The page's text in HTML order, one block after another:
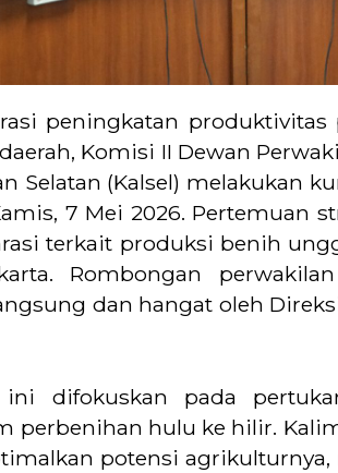
peningkatan
Komisi II Dewan
Selatan (Kalsel) melakukan
7 Mei 2026. Pertemuan
terkait produksi benih
Rombongan
dan hangat oleh
difokuskan pada
perbenihan hulu ke hilir.
potensi